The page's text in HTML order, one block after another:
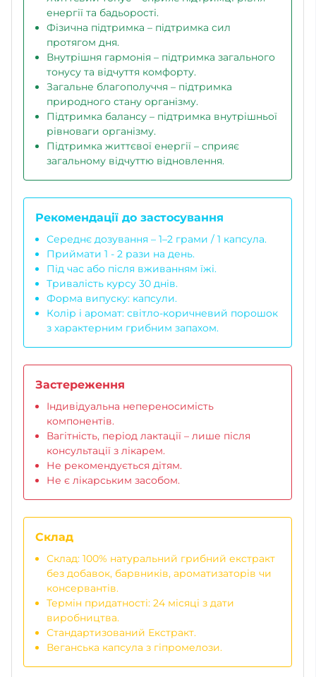
енергії та бадьорості.
Фізична підтримка – підтримка сил
протягом дня.
Внутрішня гармонія – підтримка загального
тонусу та відчуття комфорту.
Загальне благополуччя – підтримка
природного стану організму.
Підтримка балансу – підтримка внутрішньої
рівноваги організму.
Підтримка життєвої енергії – сприяє
загальному відчуттю відновлення.
Рекомендації до застосування
Середнє дозування – 1–2 грами / 1 капсула.
Приймати 1 - 2 рази на день.
Під час або після вживанням їжі.
Тривалість курсу 30 днів.
Форма випуску: капсули.
Колір і аромат: світло-коричневий порошок
з характерним грибним запахом.
Застереження
Індивідуальна непереносимість
компонентів.
Вагітність, період лактації – лише після
консультації з лікарем.
Не рекомендується дітям.
Не є лікарським засобом.
Склад
Склад: 100% натуральний грибний екстракт
без добавок, барвників, ароматизаторів чи
консервантів.
Термін придатності: 24 місяці з дати
виробництва.
Стандартизований Екстракт.
Веганська капсула з гіпромелози.